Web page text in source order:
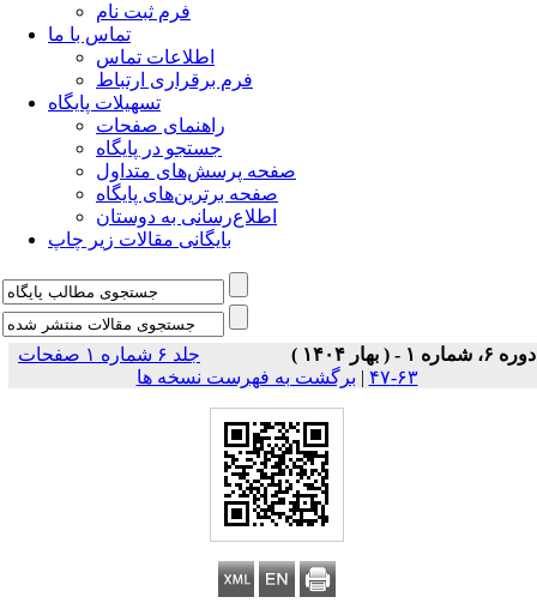
فرم ثبت نام
تماس با ما
اطلاعات تماس
فرم برقراری ارتباط
تسهیلات پایگاه
راهنمای صفحات
جستجو در پایگاه
صفحه پرسش‌های متداول
صفحه برترین‌های پایگاه
اطلاع‌رسانی به دوستان
بایگانی مقالات زیر چاپ
دوره ۶، شماره ۱ - ( بهار ۱۴۰۴ )
جلد ۶ شماره ۱ صفحات
۶۳-۴۷
| برگشت به فهرست نسخه ها